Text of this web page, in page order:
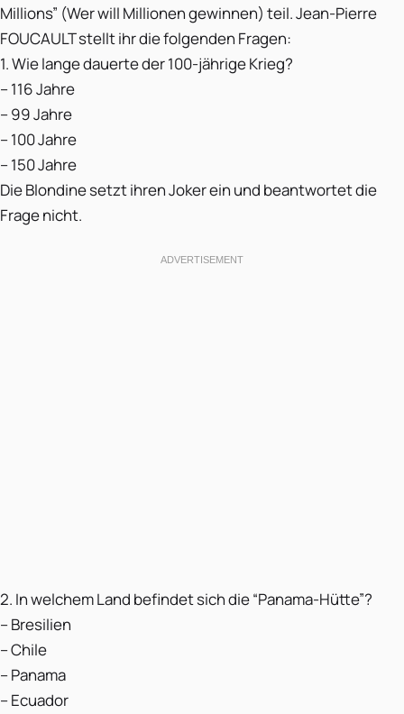
Millions” (Wer will Millionen gewinnen) teil. Jean-Pierre
FOUCAULT stellt ihr die folgenden Fragen:
1. Wie lange dauerte der 100-jährige Krieg?
– 116 Jahre
– 99 Jahre
– 100 Jahre
– 150 Jahre
Die Blondine setzt ihren Joker ein und beantwortet die
Frage nicht.
2. In welchem Land befindet sich die “Panama-Hütte”?
– Bresilien
– Chile
– Panama
– Ecuador